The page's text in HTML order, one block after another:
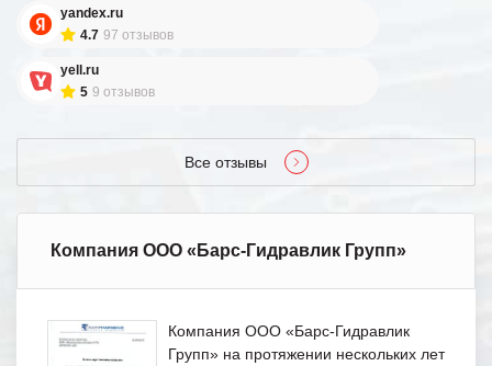
yandex.ru
4.7 97 отзывов
yell.ru
5 9 отзывов
Все отзывы
Компания ООО «Барс-Гидравлик Групп»
Компания ООО «Барс-Гидравлик
Групп» на протяжении нескольких лет